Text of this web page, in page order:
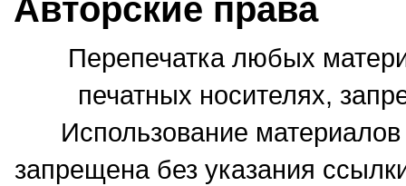
Авторские права
Перепечатка любых
печатных носителях,
Использование
запрещена без указания